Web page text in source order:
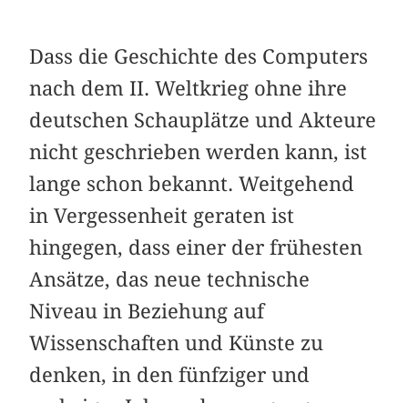
Dass die Geschichte des Computers
nach dem II. Weltkrieg ohne ihre
deutschen Schauplätze und Akteure
nicht geschrieben werden kann, ist
lange schon bekannt. Weitgehend
in Vergessenheit geraten ist
hingegen, dass einer der frühesten
Ansätze, das neue technische
Niveau in Beziehung auf
Wissenschaften und Künste zu
denken, in den fünfziger und